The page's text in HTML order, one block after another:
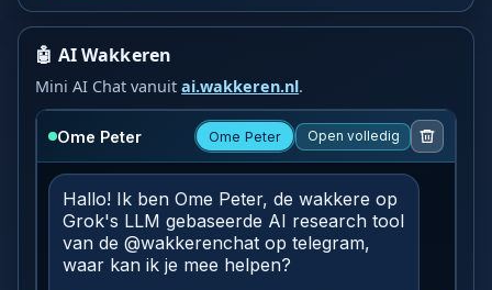
🤖 AI Wakkeren
Mini AI Chat vanuitai.wakkeren.nl.